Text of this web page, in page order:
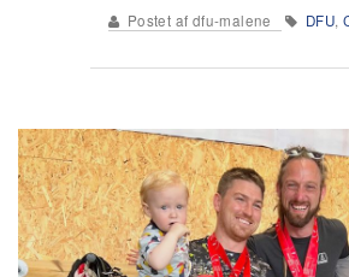
Postet af dfu-malene DFU,